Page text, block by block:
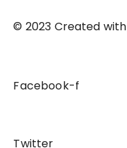
© 2023 Created with
Facebook-f
Twitter